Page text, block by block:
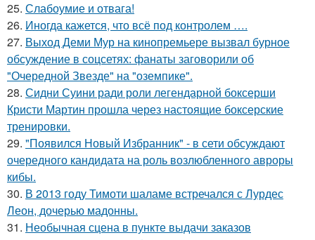
25. Слабоумие и отвага!
26. Иногда кажется, что всё под контролем ….
27. Выход Деми Мур на кинопремьере вызвал бурное
обсуждение в соцсетях: фанаты заговорили об
"Очередной Звезде" на "оземпике".
28. Сидни Суини ради роли легендарной боксерши
Кристи Мартин прошла через настоящие боксерские
тренировки.
29. "Появился Новый Избранник" - в сети обсуждают
очередного кандидата на роль возлюбленного авроры
кибы.
30. В 2013 году Тимоти шаламе встречался с Лурдес
Леон, дочерью мадонны.
31. Необычная сцена в пункте выдачи заказов